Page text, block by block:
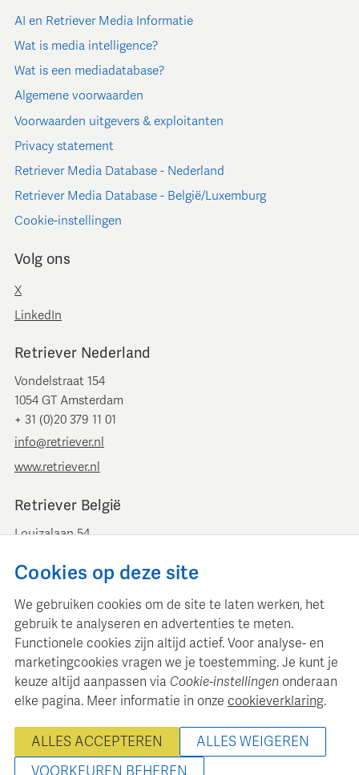
AI en Retriever Media Informatie
Wat is media intelligence?
Wat is een mediadatabase?
Algemene voorwaarden
Voorwaarden uitgevers & exploitanten
Privacy statement
Retriever Media Database - Nederland
Retriever Media Database - België/Luxemburg
Cookie-instellingen
Volg ons
X
LinkedIn
Retriever Nederland
Vondelstraat 154
1054 GT Amsterdam
+ 31 (0)20 379 11 01
info@retriever.nl
www.retriever.nl
Retriever België
Louizalaan 54
+ 32 (0)2 893 00 52
www.retrievermedia.be
Retriever Media Informatie onderhoudt een gestructureerde
mediadatabase voor professionele mediaplanning en analyse.
© 2000 - 2026 Retriever Media Informatie B.V. - Alle rechten
voorbehouden
Cookies op deze site
We gebruiken cookies om de site te laten werken, het
gebruik te analyseren en advertenties te meten.
Functionele cookies zijn altijd actief. Voor analyse- en
marketingcookies vragen we je toestemming. Je kunt je
keuze altijd aanpassen via Cookie-instellingen onderaan
elke pagina. Meer informatie in onze cookieverklaring.
ALLES ACCEPTEREN
ALLES WEIGEREN
VOORKEUREN BEHEREN